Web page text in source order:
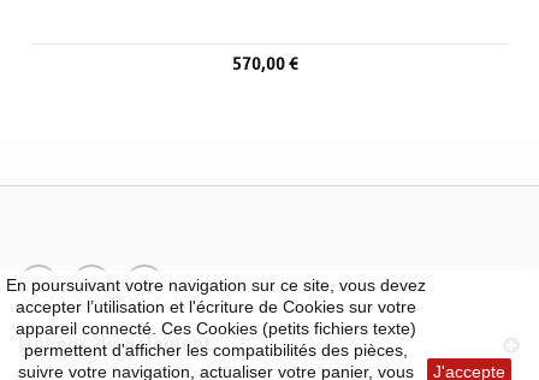
570,00 €
Moyens de paiement
En poursuivant votre navigation sur ce site, vous devez
accepter l’utilisation et l'écriture de Cookies sur votre
appareil connecté. Ces Cookies (petits fichiers texte)
permettent d'afficher les compatibilités des pièces,
suivre votre navigation, actualiser votre panier, vous
J'accepte